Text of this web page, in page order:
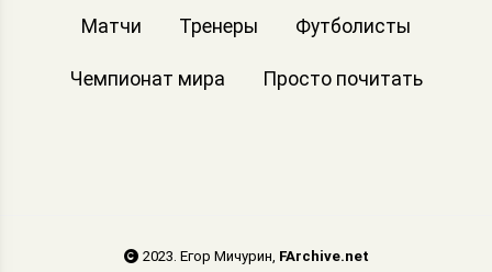
Матчи Тренеры Футболисты
Чемпионат мира Просто почитать
2023. Егор Мичурин, FArchive.net